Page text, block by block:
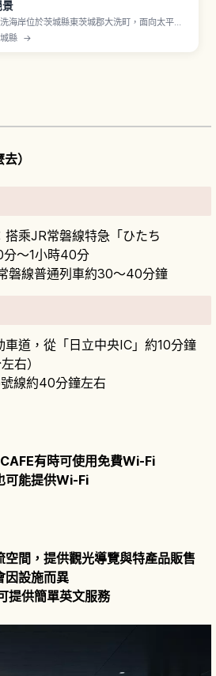
景
海岸位於茨城縣東茨城郡大洗町，面向太平
象徵「神磯鳥居」矗立海上岩礁，日出時呈現
縣 →
）
搭乘JR常磐線特急「ひたち
分～1小時40分
磐線普通列車約30～40分鐘
車道，從「日立中央IC」約10分鐘
右）
號線約40分鐘左右
有時可使用免費Wi-Fi
可能提供Wi-Fi
空間，提供觀光導覽與特產品販售
因設施而異
提供簡單英文服務